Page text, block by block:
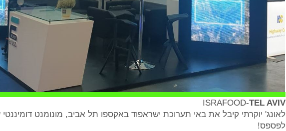
​ISRAFOOD-TEL AVIV
לאונג' יוקרתי קיבל את באי תערוכת ישראפוד באקספו תל אביב, מונומנט דומיננטי
לפספס!